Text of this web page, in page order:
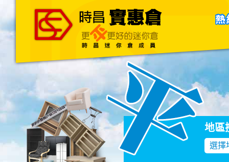
主頁 關於我們 聯絡我們
地區
選擇